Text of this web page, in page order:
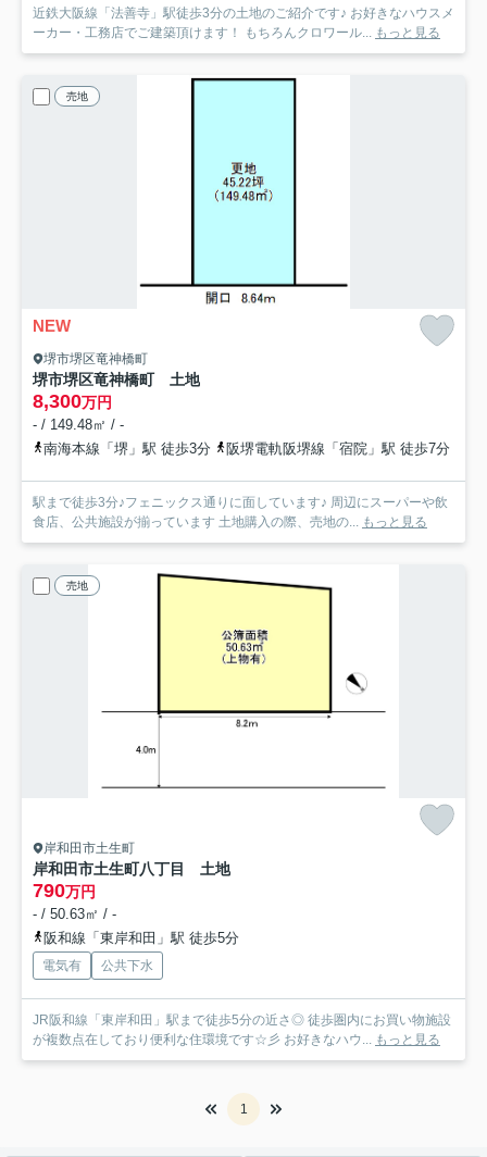
近鉄大阪線「法善寺」駅徒歩3分の土地のご紹介です♪ お好きなハウスメ
ーカー・工務店でご建築頂けます！ もちろんクロワール...
もっと見る
売地
NEW
堺市堺区竜神橋町
堺市堺区竜神橋町 土地
8,300万円
- / 149.48㎡ / -
南海本線「堺」駅 徒歩3分
阪堺電軌阪堺線「宿院」駅 徒歩7分
駅まで徒歩3分♪フェニックス通りに面しています♪ 周辺にスーパーや飲
食店、公共施設が揃っています 土地購入の際、売地の...
もっと見る
売地
岸和田市土生町
岸和田市土生町八丁目 土地
790万円
- / 50.63㎡ / -
阪和線「東岸和田」駅 徒歩5分
電気有 公共下水
JR阪和線「東岸和田」駅まで徒歩5分の近さ◎ 徒歩圏内にお買い物施設
が複数点在しており便利な住環境です☆彡 お好きなハウ...
もっと見る
1